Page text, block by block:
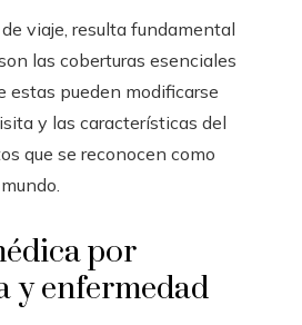
viaje, resulta fundamental
las coberturas esenciales
estas pueden modificarse
y las características del
que se reconocen como
por
y enfermedad